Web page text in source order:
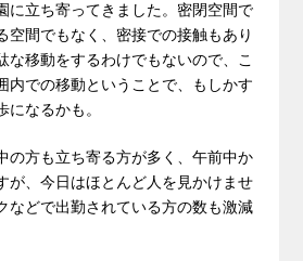
に立ち寄ってきました。密閉空間で
空間でもなく、密接での接触もあり
な移動をするわけでもないので、こ
内での移動ということで、もしかす
になるかも。
の方も立ち寄る方が多く、午前中か
が、今日はほとんど人を見かけませ
などで出勤されている方の数も激減